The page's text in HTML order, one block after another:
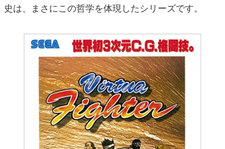
史は、まさにこの哲学を体現したシリーズです。